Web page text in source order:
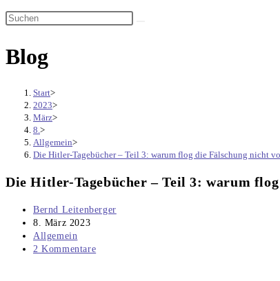
umschalten
Blog
Start>
2023>
März>
8. >
Allgemein>
Die Hitler-Tagebücher – Teil 3: warum flog die Fälschung nicht
Die Hitler-Tagebücher – Teil 3: warum
Beitrags-
Autor:
Bernd Leitenberger
Beitrag
veröffentlicht:
8. März 2023
Beitrags-
Kategorie:
Allgemein
Beitrags-
2 Kommentare